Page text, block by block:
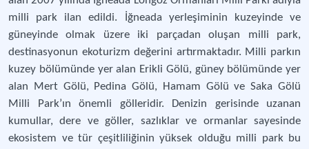
milli park ilan edildi. İğneada yerleşiminin kuzeyinde ve
güneyinde olmak üzere iki parçadan oluşan milli park,
destinasyonun ekoturizm değerini artırmaktadır. Milli parkın
kuzey bölümünde yer alan Erikli Gölü, güney bölümünde yer
alan Mert Gölü, Pedina Gölü, Hamam Gölü ve Saka Gölü
Milli Park’ın önemli gölleridir. Denizin gerisinde uzanan
kumullar, dere ve göller, sazlıklar ve ormanlar sayesinde
ekosistem ve tür çeşitliliğinin yüksek olduğu milli park bu